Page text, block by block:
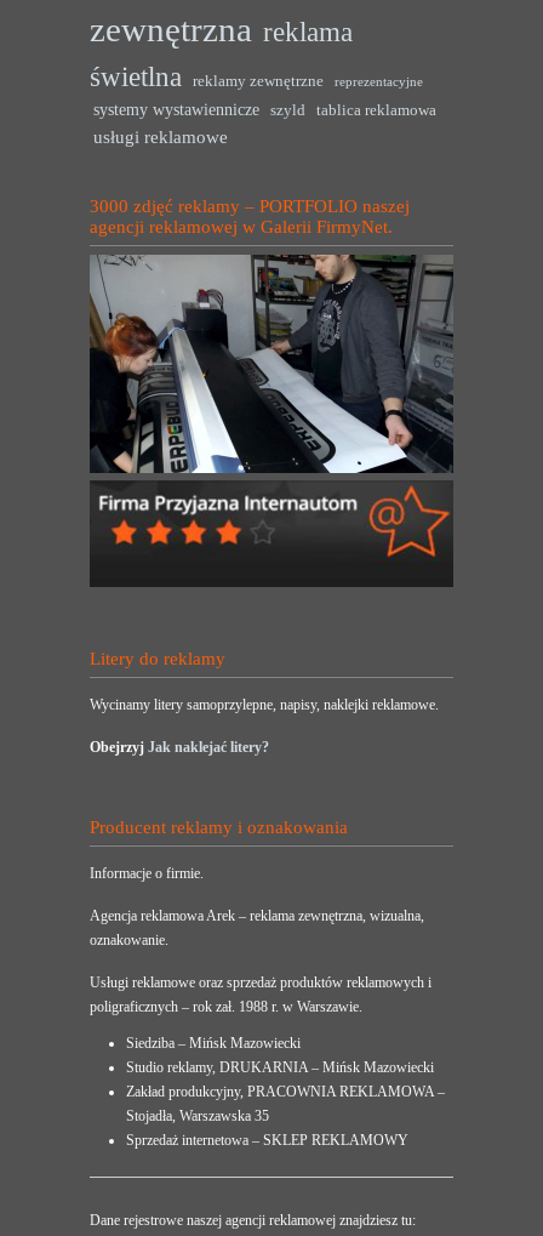
zewnętrzna reklama
świetlna
reklamy zewnętrzne reprezentacyjne
systemy wystawiennicze szyld tablica reklamowa
usługi reklamowe
3000 zdjęć reklamy – PORTFOLIO naszej
agencji reklamowej w Galerii FirmyNet.
Litery do reklamy
Wycinamy litery samoprzylepne, napisy, naklejki reklamowe.
Obejrzyj Jak naklejać litery?
Producent reklamy i oznakowania
Informacje o firmie.
Agencja reklamowa Arek – reklama zewnętrzna, wizualna,
oznakowanie.
Usługi reklamowe oraz sprzedaż produktów reklamowych i
poligraficznych – rok zał. 1988 r. w Warszawie.
Siedziba – Mińsk Mazowiecki
Studio reklamy, DRUKARNIA – Mińsk Mazowiecki
Zakład produkcyjny, PRACOWNIA REKLAMOWA –
Stojadła, Warszawska 35
Sprzedaż internetowa – SKLEP REKLAMOWY
Dane rejestrowe naszej agencji reklamowej znajdziesz tu: